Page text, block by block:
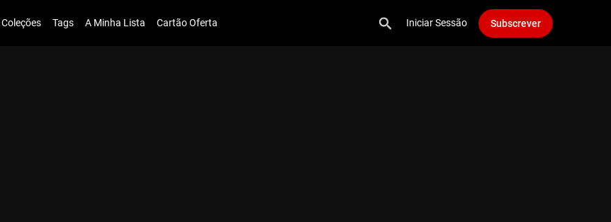
Coleções Tags A Minha Lista Cartão Oferta Iniciar Sessão Subscrever